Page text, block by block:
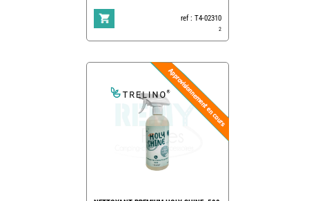
ref : T4-02310
2